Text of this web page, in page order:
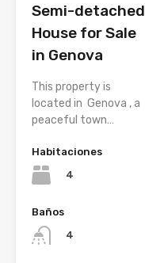
Semi-detached
House for Sale
in Genova
This property is
located in Genova , a
peaceful town…
Habitaciones
4
Baños
4